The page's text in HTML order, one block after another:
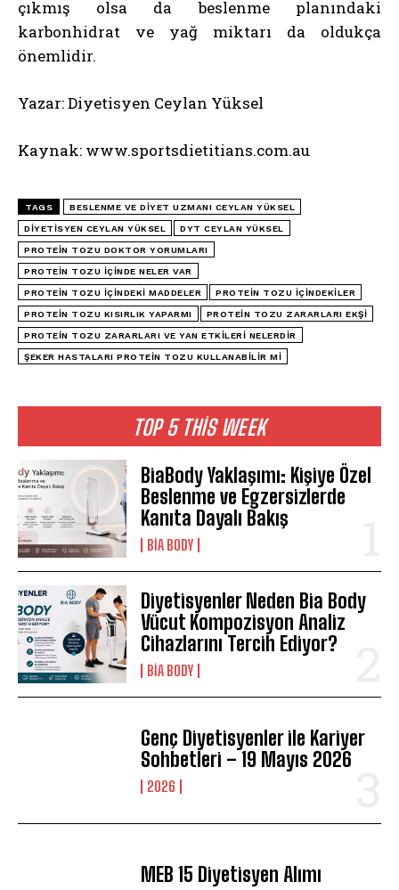
TOP 5 THIS WEEK
BiaBody Yaklaşımı: Kişiye Özel
Beslenme ve Egzersizlerde
Kanıta Dayalı Bakış
BIA BODY
Diyetisyenler Neden Bia Body
Vücut Kompozisyon Analiz
Cihazlarını Tercih Ediyor?
BIA BODY
Genç Diyetisyenler ile Kariyer
Sohbetleri – 19 Mayıs 2026
2026
MEB 15 Diyetisyen Alımı
çıkmış olsa da beslenme planındaki
karbonhidrat ve yağ miktarı da oldukça
önemlidir.
Yazar: Diyetisyen Ceylan Yüksel
Kaynak: www.sportsdietitians.com.au
TAGS BESLENME VE DIYET UZMANI CEYLAN YÜKSEL
DIYETISYEN CEYLAN YÜKSEL DYT CEYLAN YÜKSEL
PROTEIN TOZU DOKTOR YORUMLARI
PROTEIN TOZU IÇINDE NELER VAR
PROTEIN TOZU IÇINDEKI MADDELER PROTEIN TOZU IÇINDEKILER
PROTEIN TOZU KISIRLIK YAPARMI PROTEIN TOZU ZARARLARI EKŞI
PROTEIN TOZU ZARARLARI VE YAN ETKILERI NELERDIR
ŞEKER HASTALARI PROTEIN TOZU KULLANABILIR MI